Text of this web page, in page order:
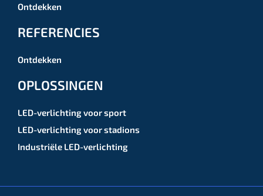
Ontdekken
REFERENCIES
Ontdekken
OPLOSSINGEN
LED-verlichting voor sport
LED-verlichting voor stadions
Industriële LED-verlichting